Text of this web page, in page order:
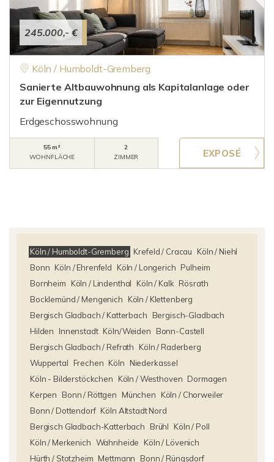
245.000,- €
Köln / Humboldt-Gremberg
Sanierte Altbauwohnung als Kapitalanlage oder
zur Eigennutzung
Erdgeschosswohnung
55 m²
WOHNFLÄCHE
2
ZIMMER
Köln / Humboldt-Gremberg Krefeld / Cracau
Köln / Niehl
Bonn Köln / Ehrenfeld Köln / Longerich Pulheim
Bornheim
Köln / Lindenthal Köln / Kalk Rösrath
Bocklemünd / Mengenich
Köln / Klettenberg
Bergisch Gladbach / Katterbach
Bergisch-Gladbach
Hilden
Innenstadt Köln/Weiden
Bonn-Castell
Bergisch Gladbach / Refrath
Köln / Raderberg
Wuppertal
Frechen Köln
Niederkassel
Köln - Bilderstöckchen
Köln / Westhoven Dormagen
Kerpen
Bonn / Röttgen München
Köln / Chorweiler
Bonn / Dottendorf Köln Altstadt Nord
Bergisch Gladbach-Katterbach
Brühl
Köln / Poll
Köln / Merkenich Wahnheide
Köln / Lövenich
Hürth / Stotzheim Mettmann
Bonn / Rüngsdorf